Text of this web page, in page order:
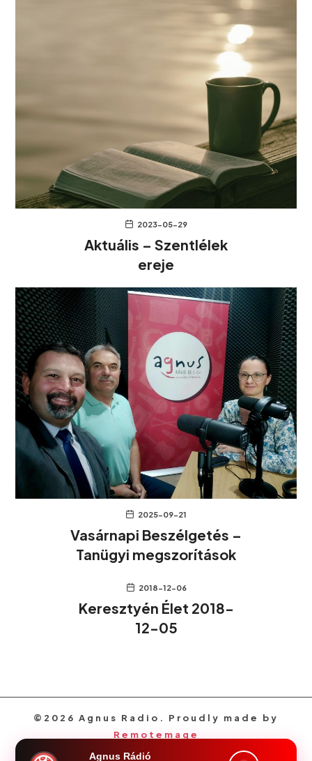
2023-05-29
Aktuális – Szentlélek
ereje
2025-09-21
Vasárnapi Beszélgetés –
Tanügyi megszorítások
2018-12-06
Keresztyén Élet 2018-
12-05
©2026 Agnus Radio. Proudly made by
Remotemage
Agnus Rádió